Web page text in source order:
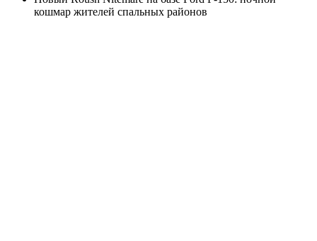
кошмар жителей спальных районов